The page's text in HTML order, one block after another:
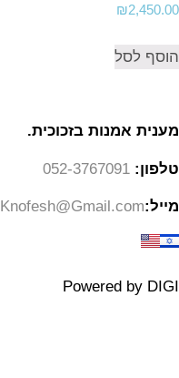
₪2,450.00
הוסף לסל
מענית אמנות בזכוכית.
טלפון: 052-3767091
מייל:Knofesh@Gmail.com
Powered by DIGI